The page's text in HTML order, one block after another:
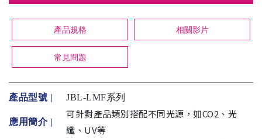
產品規格 相關影片
常見問題
產品型號 | JBL-LMF系列
應用簡介 |
可針對產品類別搭配不同光源，如CO2、光
纖、UV等